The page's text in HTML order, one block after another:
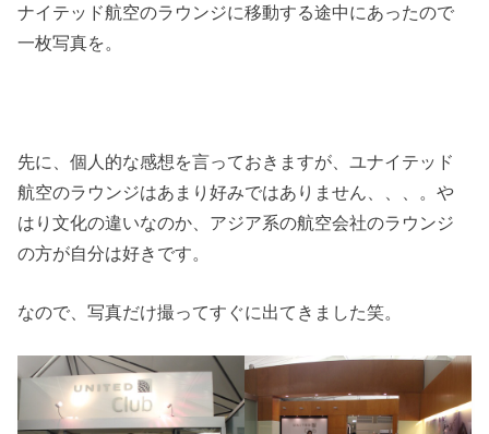
ナイテッド航空のラウンジに移動する途中にあったので
一枚写真を。
先に、個人的な感想を言っておきますが、ユナイテッド
航空のラウンジはあまり好みではありません、、、。や
はり文化の違いなのか、アジア系の航空会社のラウンジ
の方が自分は好きです。
なので、写真だけ撮ってすぐに出てきました笑。